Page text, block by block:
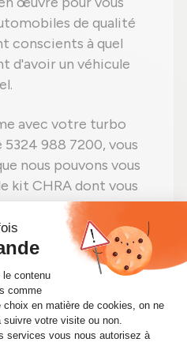
de qualité
conscients à quel
d'avoir un véhicule
avec votre turbo
988 7200, vous
nous pouvons vous
kit CHRA dont vous
Si vous avez besoin
7200, achetez-le